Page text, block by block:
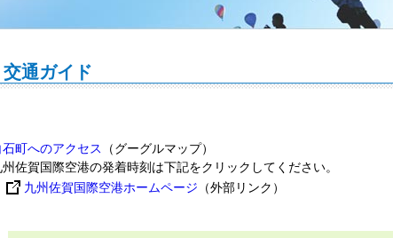
交通ガイド
石町へのアクセス
（グーグルマップ）
州佐賀国際空港の発着時刻は下記をクリックしてください。
九州佐賀国際空港ホームページ （外部リンク）